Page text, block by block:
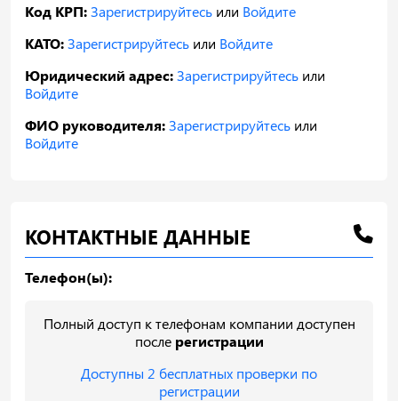
Код КРП:Зарегистрируйтесь или Войдите
КАТО:Зарегистрируйтесь или Войдите
Юридический адрес:Зарегистрируйтесь или
Войдите
ФИО руководителя:Зарегистрируйтесь или
Войдите
КОНТАКТНЫЕ ДАННЫЕ
Телефон(ы):
Полный доступ к телефонам компании доступен
после регистрации
Доступны 2 бесплатных проверки по
регистрации